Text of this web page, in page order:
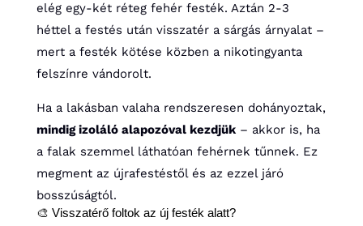
elég egy-két réteg fehér festék. Aztán 2-3
héttel a festés után visszatér a sárgás árnyalat –
mert a festék kötése közben a nikotingyanta
felszínre vándorolt.
Ha a lakásban valaha rendszeresen dohányoztak,
mindig izoláló alapozóval kezdjük– akkor is, ha
a falak szemmel láthatóan fehérnek tűnnek. Ez
megment az újrafestéstől és az ezzel járó
bosszúságtól.
🎨 Visszatérő foltok az új festék alatt?